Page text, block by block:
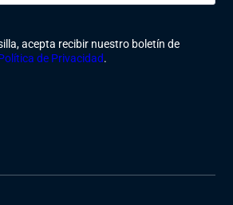
acepta recibir nuestro boletín de
de Privacidad.